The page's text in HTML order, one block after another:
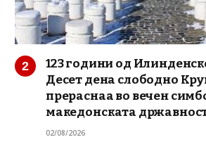
123 години од
Десет дена слободно
прераснаа во вечен
македонската
02/08/2026